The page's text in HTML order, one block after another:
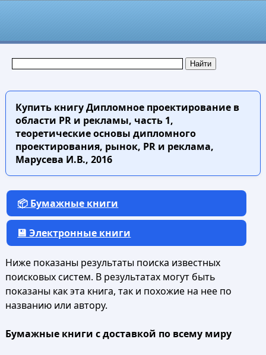
Купить книгуДипломное проектирование в
области PR и рекламы, часть 1,
теоретические основы дипломного
проектирования, рынок, PR и реклама,
Марусева И.В., 2016
📦 Бумажные книги
💾 Электронные книги
Ниже показаны результаты поиска известных
поисковых систем. В результатах могут быть
показаны как эта книга, так и похожие на нее по
названию или автору.
Бумажные книги с доставкой по всему миру